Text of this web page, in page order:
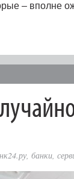
– вполне
, банки,